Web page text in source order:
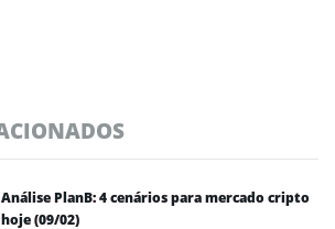
Análise PlanB: 4 cenários para mercado cripto
hoje (09/02)